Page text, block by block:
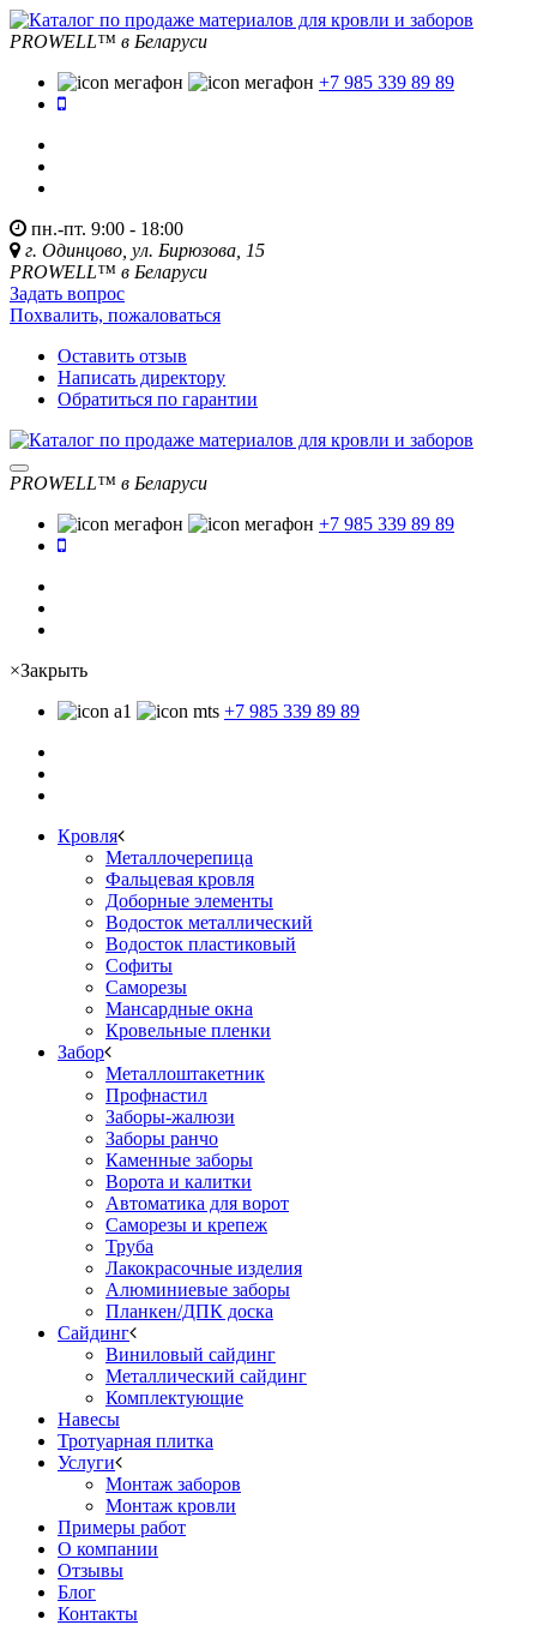
PROWELL™ в Беларуси
+7 985 339 89 89
пн.-пт. 9:00 - 18:00
г. Одинцово, ул. Бирюзова, 15
PROWELL™ в Беларуси
Задать вопрос
Похвалить, пожаловаться
Оставить отзыв
Написать директору
Обратиться по гарантии
PROWELL™ в Беларуси
+7 985 339 89 89
×Закрыть
+7 985 339 89 89
Кровля
Металлочерепица
Фальцевая кровля
Доборные элементы
Водосток металлический
Водосток пластиковый
Софиты
Саморезы
Мансардные окна
Кровельные пленки
Забор
Металлоштакетник
Профнастил
Заборы-жалюзи
Заборы ранчо
Каменные заборы
Ворота и калитки
Автоматика для ворот
Саморезы и крепеж
Труба
Лакокрасочные изделия
Алюминиевые заборы
Планкен/ДПК доска
Сайдинг
Виниловый сайдинг
Металлический сайдинг
Комплектующие
Навесы
Тротуарная плитка
Услуги
Монтаж заборов
Монтаж кровли
Примеры работ
О компании
Отзывы
Блог
Контакты